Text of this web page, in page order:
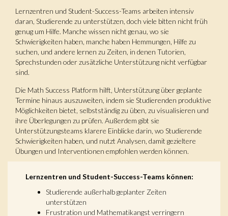
Lernzentren und Student-Success-Teams arbeiten intensiv
daran, Studierende zu unterstützen, doch viele bitten nicht früh
genug um Hilfe. Manche wissen nicht genau, wo sie
Schwierigkeiten haben, manche haben Hemmungen, Hilfe zu
suchen, und andere lernen zu Zeiten, in denen Tutorien,
Sprechstunden oder zusätzliche Unterstützung nicht verfügbar
sind.
Die Math Success Platform hilft, Unterstützung über geplante
Termine hinaus auszuweiten, indem sie Studierenden produktive
Möglichkeiten bietet, selbstständig zu üben, zu visualisieren und
ihre Überlegungen zu prüfen. Außerdem gibt sie
Unterstützungsteams klarere Einblicke darin, wo Studierende
Schwierigkeiten haben, und nutzt Analysen, damit gezieltere
Übungen und Interventionen empfohlen werden können.
Lernzentren und Student-Success-Teams können:
Studierende außerhalb geplanter Zeiten
unterstützen
Frustration und Mathematikangst verringern